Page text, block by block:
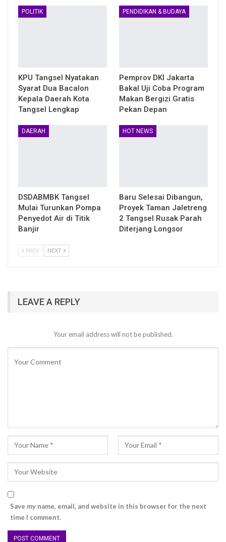
POLITIK
KPU Tangsel Nyatakan
Syarat Dua Bacalon
Kepala Daerah Kota
Tangsel Lengkap
PENDIDIKAN & BUDAYA
Pemprov DKI Jakarta
Bakal Uji Coba Program
Makan Bergizi Gratis
Pekan Depan
DAERAH
DSDABMBK Tangsel
Mulai Turunkan Pompa
Penyedot Air di Titik
Banjir
HOT NEWS
Baru Selesai Dibangun,
Proyek Taman Jaletreng
2 Tangsel Rusak Parah
Diterjang Longsor
PREV NEXT
LEAVE A REPLY
Your email address will not be published.
Save my name, email, and website in this browser for the next
time I comment.